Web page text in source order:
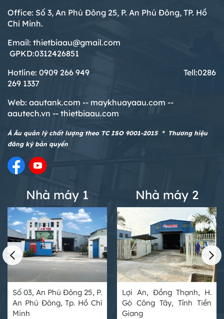
Office: Số 3, An Phú Đông 25, P. An Phú Đông, TP. Hồ
Chí Minh.
Email: thietbiaau@gmail.com
GPKD:0312426851
Hotline: 0909 266 949 Tell:0286
269 1337
Web: aautank.com -- maykhuayaau.com --
aautech.vn -- thietbiaau.com
Á Âu quản lý chất lượng theo TC ISO 9001-2015 * Thương hiệu
đăng ký bản quyền
Nhà máy 1
Số 03, An Phú Đông 25, P.
An Phú Đông, Tp. Hồ Chí
Minh
Nhà máy 2
Lợi An, Đồng Thạnh, H.
Gò Công Tây, Tỉnh Tiền
Giang